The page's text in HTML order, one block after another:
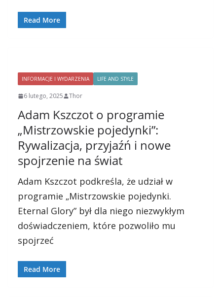
Read More
INFORMACJE I WYDARZENIA LIFE AND STYLE
6 lutego, 2025 Thor
Adam Kszczot o programie
„Mistrzowskie pojedynki”:
Rywalizacja, przyjaźń i nowe
spojrzenie na świat
Adam Kszczot podkreśla, że udział w
programie „Mistrzowskie pojedynki.
Eternal Glory” był dla niego niezwykłym
doświadczeniem, które pozwoliło mu
spojrzeć
Read More